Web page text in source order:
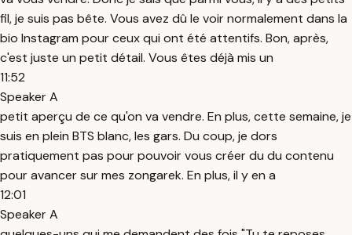
fil, je suis pas bête. Vous avez dû le voir normalement dans la
bio Instagram pour ceux qui ont été attentifs. Bon, après,
c'est juste un petit détail. Vous êtes déjà mis un
11:52
Speaker A
petit aperçu de ce qu'on va vendre. En plus, cette semaine, je
suis en plein BTS blanc, les gars. Du coup, je dors
pratiquement pas pour pouvoir vous créer du du contenu
pour avancer sur mes zongarek. En plus, il y en a
12:01
Speaker A